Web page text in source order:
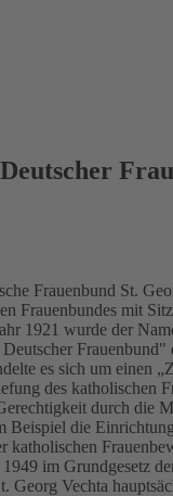
Frauenbund St.
Frauenbundes mit
1921 wurde der
es sich um einen
des
durch die
Beispiel die
katholischen
im Grundgesetz
Georg Vechta